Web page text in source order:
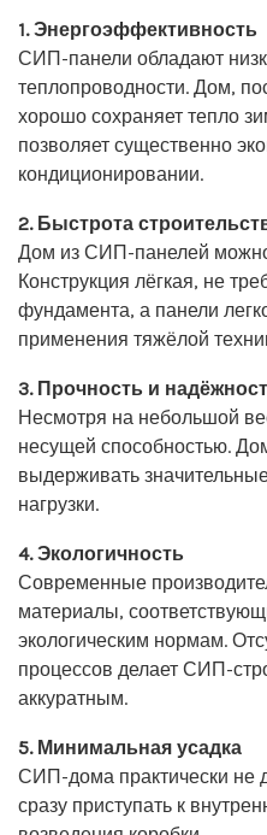
1. Энергоэффективность
СИП-панели обладают
теплопроводности. Дом,
хорошо сохраняет тепло
позволяет существенно
кондиционировании.
2. Быстрота
Дом из СИП-панелей можно
Конструкция лёгкая, не
фундамента, а панели
применения тяжёлой
3. Прочность и
Несмотря на небольшой
несущей способностью.
выдерживать
нагрузки.
4. Экологичность
Современные
материалы,
экологическим нормам.
процессов делает СИП-
аккуратным.
5. Минимальная усадка
СИП-дома практически не
сразу приступать к